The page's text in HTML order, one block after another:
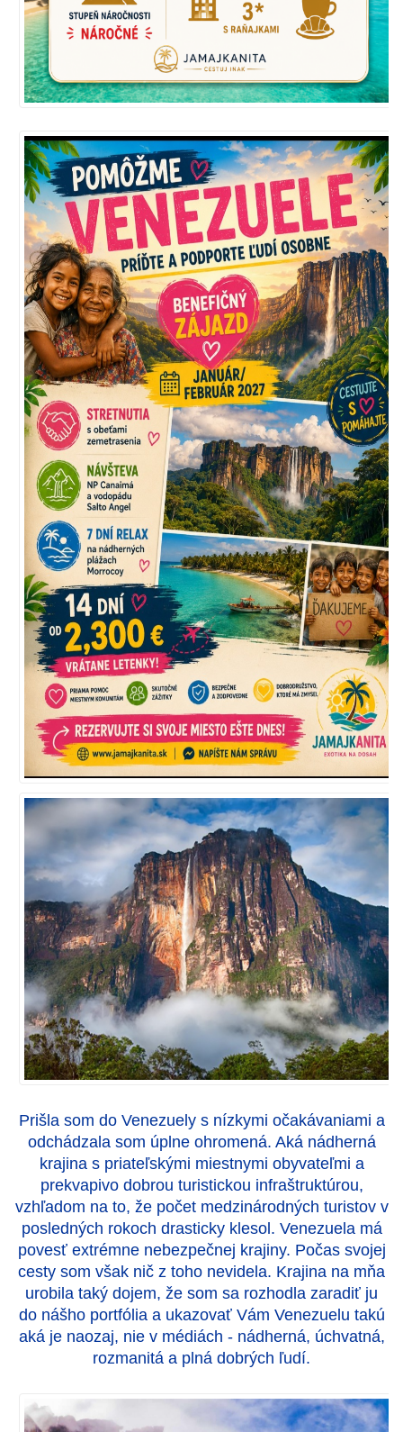
Prišla som do Venezuely s nízkymi očakávaniami a
odchádzala som úplne ohromená. Aká nádherná
krajina s priateľskými miestnymi obyvateľmi a
prekvapivo dobrou turistickou infraštruktúrou,
vzhľadom na to, že počet medzinárodných turistov v
posledných rokoch drasticky klesol. Venezuela má
povesť extrémne nebezpečnej krajiny. Počas svojej
cesty som však nič z toho nevidela. Krajina na mňa
urobila taký dojem, že som sa rozhodla zaradiť ju
do nášho portfólia a ukazovať Vám Venezuelu takú
aká je naozaj, nie v médiách - nádherná, úchvatná,
rozmanitá a plná dobrých ľudí.